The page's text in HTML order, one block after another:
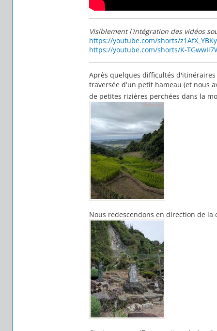
Visiblement l'intégration des vidéos
https://youtube.com/shorts/
https://youtube.com/shorts/K-
Après quelques difficultés
traversée d'un petit hameau (et nous
de petites rizières perchées dans la
Nous redescendons en direction de